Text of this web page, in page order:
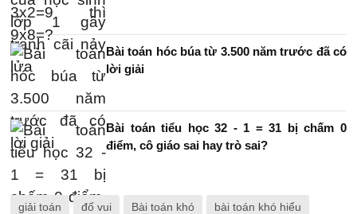
Bài toán hóc búa từ 3.500 năm trước đã có
lời giải
Bài toán tiểu học 32 - 1 = 31 bị chấm 0
điểm, cô giáo sai hay trò sai?
giải toán đố vui Bài toán khó bài toán khó hiểu